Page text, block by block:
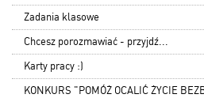
Zadania klasowe
Chcesz porozmawiać - przyjdź...
Karty pracy :)
KONKURS "POMÓŻ OCALIĆ ŻYCIE